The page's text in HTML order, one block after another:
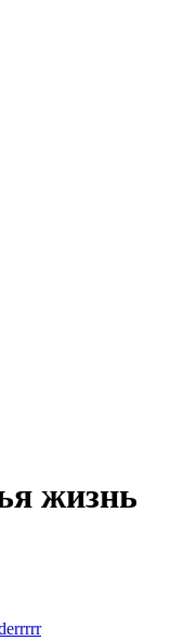
жизнь